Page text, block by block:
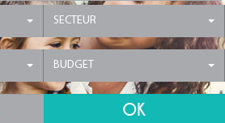
SECTEUR
BUDGET